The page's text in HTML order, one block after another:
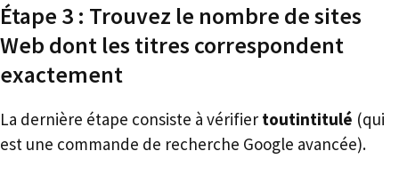
Étape 3 : Trouvez le nombre de sites
Web dont les titres correspondent
exactement
La dernière étape consiste à vérifier toutintitulé (qui
est une commande de recherche Google avancée).